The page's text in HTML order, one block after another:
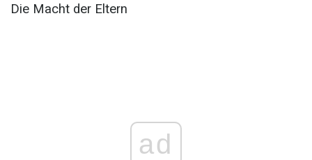
Die Macht der Eltern
ad